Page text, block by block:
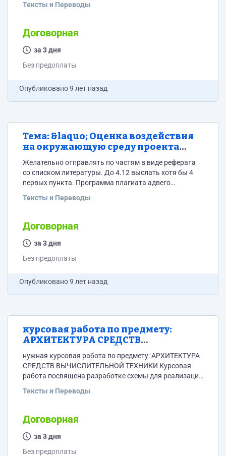
Тексты и Переводы
Договорная
за 3 дня
Без предоплаты
Опубликовано9 лет назад
Тема: &laquo; Оценка воздействия
на окружающую среду проекта
полигона твёрдых коммунальных
отходов мощностью 200 тыс.т/год,
Первомайское сельское поселение,
Выборгский район , Ленинградской
области&raquo;
Желательно отправлять по частям в виде реферата
со списком литературы. До 4.12 выслать хотя бы 4
первых пункта. Программа плагиата адвего
лист 2. Определение задач экологической оценки
исследования, задачи оценки воздействия. 3.
Описание окружающей среды. 4. Описание
существующих требований законодательства (к
деятельности, к мерам по снижению воздействия)
Тексты и Переводы
Договорная
за 3 дня
Без предоплаты
Опубликовано9 лет назад
курсовая работа по предмету:
АРХИТЕКТУРА СРЕДСТВ
ВЫЧИСЛИТЕЛЬНОЙ ТЕХНИКИ
нужная курсовая работа по предмету: АРХИТЕКТУРА
СРЕДСТВ ВЫЧИСЛИТЕЛЬНОЙ ТЕХНИКИ Курсовая
работа посвящена разработке схемы для реализации
микропрограммы. Вариант задания: нормализация
Тексты и Переводы
Договорная
за 3 дня
Без предоплаты